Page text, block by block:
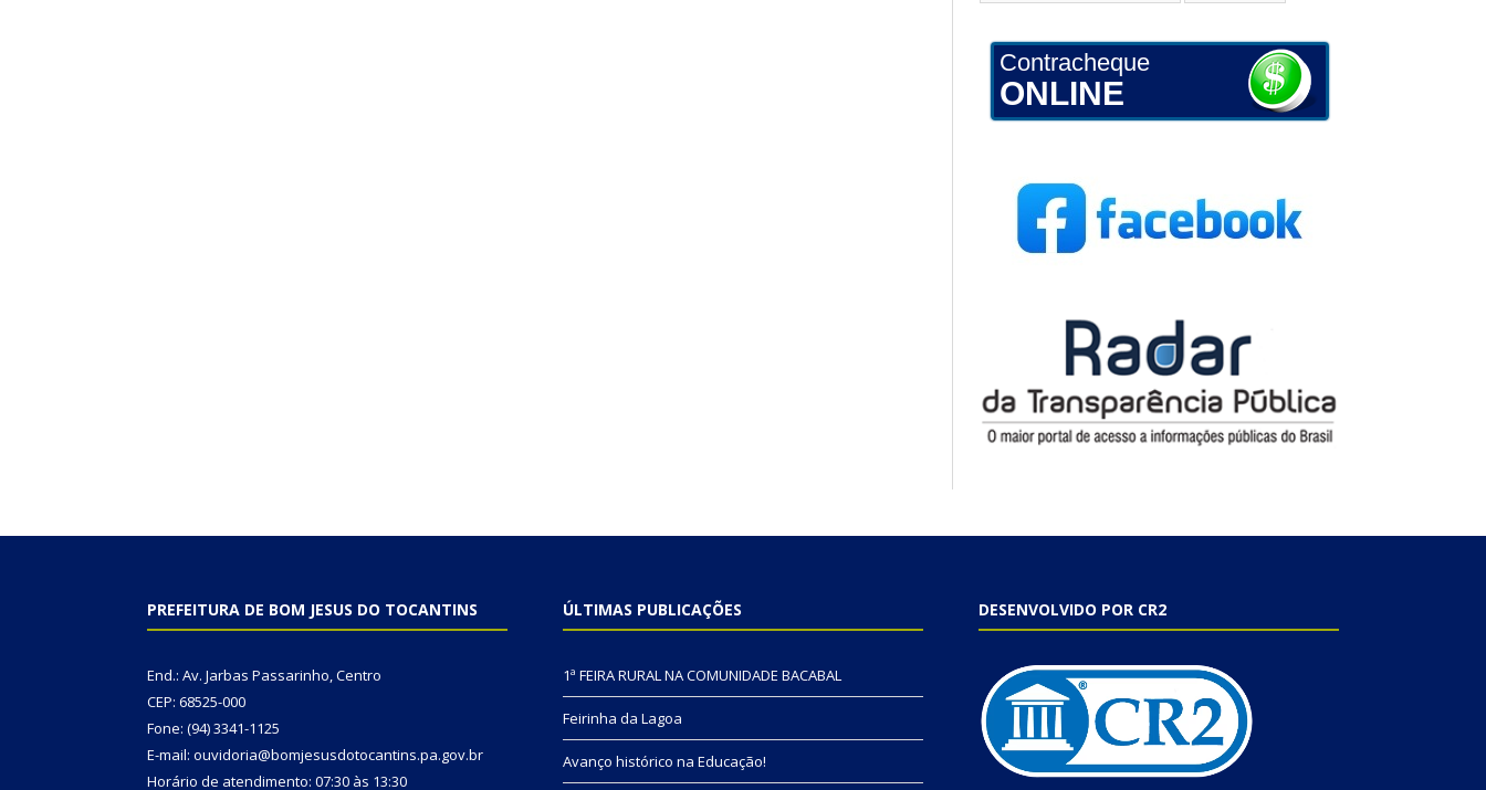
Contracheque
ONLINE
PREFEITURA DE BOM JESUS DO TOCANTINS
End.: Av. Jarbas Passarinho, Centro
CEP: 68525-000
Fone: (94) 3341-1125
E-mail: ouvidoria@bomjesusdotocantins.pa.gov.br
Horário de atendimento: 07:30 às 13:30
ÚLTIMAS PUBLICAÇÕES
1ª FEIRA RURAL NA COMUNIDADE BACABAL
Feirinha da Lagoa
Avanço histórico na Educação!
DESENVOLVIDO POR CR2